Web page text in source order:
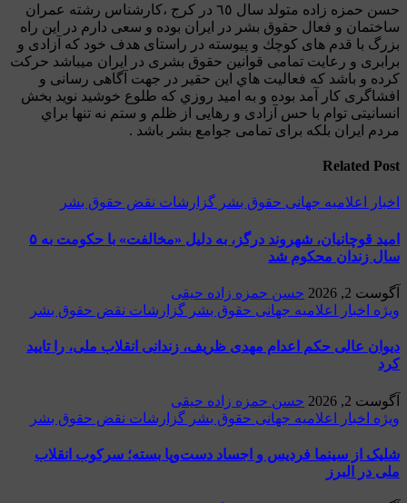
حسن حمزه زاده متولد سال ٦٥ در كرج ،كارشناس رشته عمران
و فعال حقوق بشر در ايران بوده و سعى دارم در اين راه
با قدم هاى كوچك و پيوسته در راستاى هدف خود كه آزادى و
و رعايت تمامى قوانين حقوق بشرى در ايران ميباشد حركت
و باشد كه فعاليت هاي اين حقير در جهت آگاهى رسانى و
كار آمد بوده و به اميد روزي كه طلوع خوشيد نويد بخش
توام با حس آزادى و رهايى از ظلم و ستم نه تنها براي
ايران بلكه براى تمامى جوامع بشر باشد .
Related
اعلاميه جهانی حقوق بشر گزارشات نقض حقوق بشر
امید قوچانیان، شهروند درگز، به دلیل «مخالفت» با حکومت به ۵
زندان محکوم شد
2026
حسن حمزه زاده حیقی
اخبار اعلاميه جهانی حقوق بشر گزارشات نقض حقوق بشر
عالی حکم اعدام مهدی ظریف، زندانی انقلاب ملی، را تایید
2026
حسن حمزه زاده حیقی
اخبار اعلاميه جهانی حقوق بشر گزارشات نقض حقوق بشر
از سینما فردیس و اجساد دست‌وپا بسته؛ سرکوب انقلاب
البرز